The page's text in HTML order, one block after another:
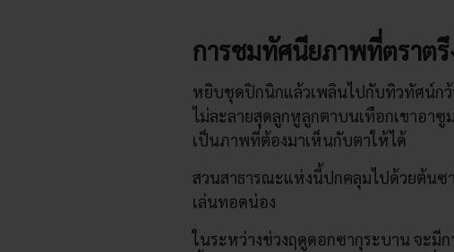
การชมทัศนียภาพที่ตราตรึ
หยิบชุดปิกนิกแล้วเพลินไปกับทิวทัศน์กว้
ไม่ละลายสุดลูกหูลูกตาบนเทือกเขาอา
เป็นภาพที่ต้องมาเห็นกับตาให้ได้
สวนสาธารณะแห่งนี้ปกคลุมไปด้วยต้นซ
เล่นทอดน่อง
ในระหว่างช่วงฤดูดอกซากุระบาน จะมี